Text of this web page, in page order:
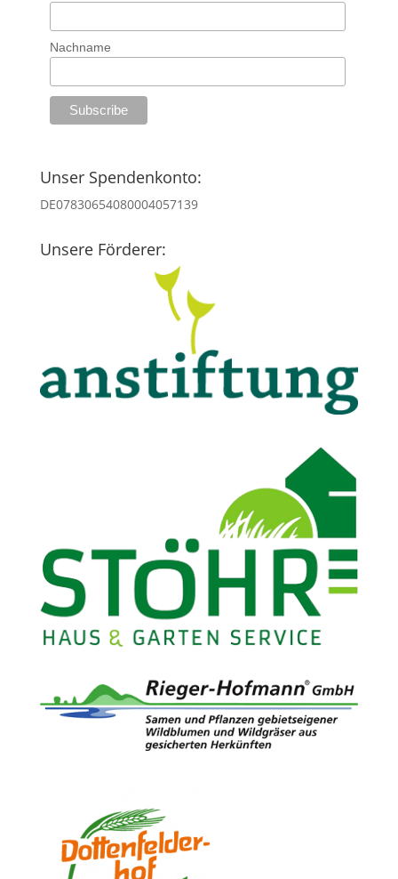
Nachname
Unser Spendenkonto:
DE07830654080004057139
Unsere Förderer: